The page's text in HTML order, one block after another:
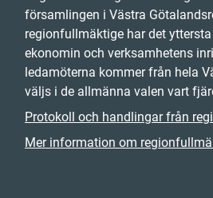
församlingen i Västra
regionfullmäktige har det
ekonomin och verksamhetens
ledamöterna kommer från hela
väljs i de allmänna valen vart
Protokoll och handlingar från
Mer information om